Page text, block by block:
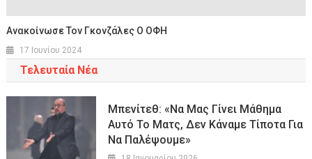
Ανακοίνωσε Τον Γκονζάλες Ο ΟΦΗ
17 Ιουνίου 2024
Τελευταία Νέα
Μπενίτεθ: «Να Μας Γίνει Μάθημα
Αυτό Το Ματς, Δεν Κάναμε Τίποτα Για
Να Παλέψουμε»